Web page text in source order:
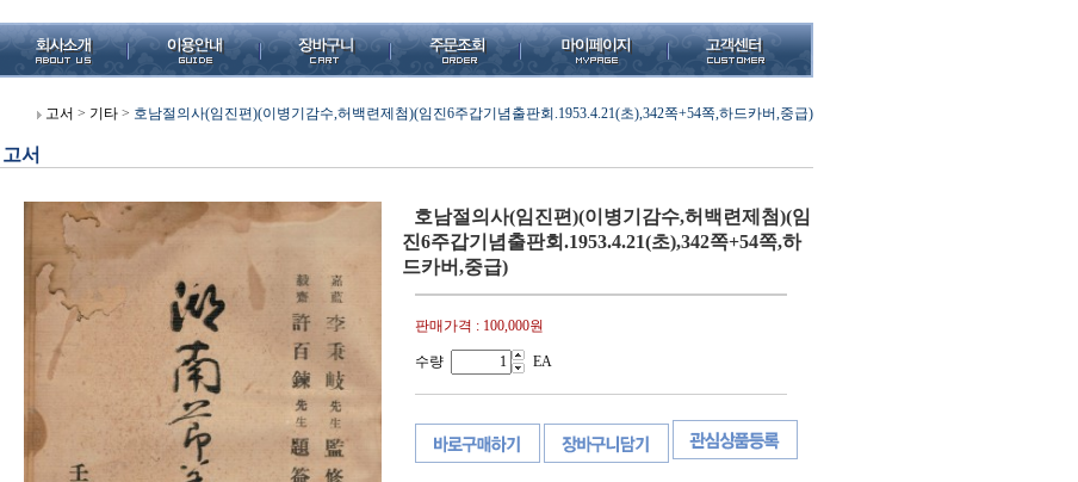
고서 > 기타 > 호남절의사(임진편)(이병기감수,허백련제첨)(임진6주갑기념출판회.1953.4.21(초),342쪽+54쪽,하드카버,중급)
고서
호남절의사(임진편)(이병기감수,허백련제첨)(임
진6주갑기념출판회.1953.4.21(초),342쪽+54쪽,하
드카버,중급)
판매가격 : 100,000원
수량 EA